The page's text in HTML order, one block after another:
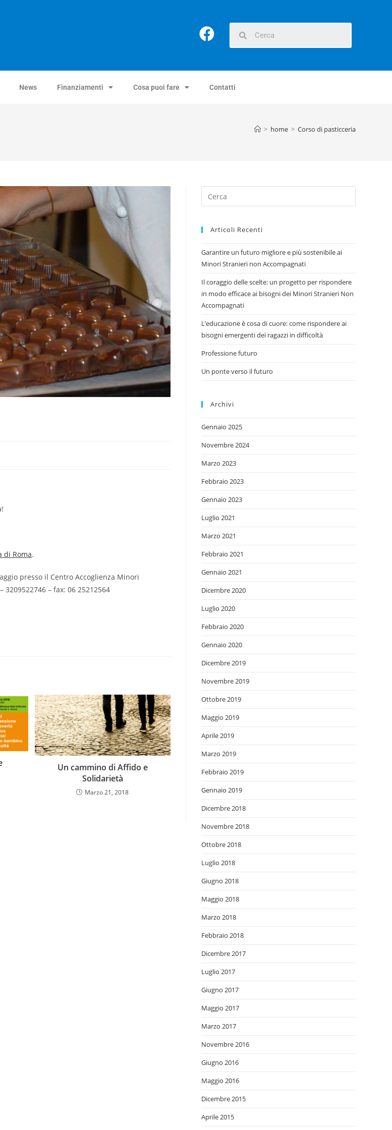
News Finanziamenti Cosa puoi fare Contatti
> home > Corso di pasticceria
di Roma.
presso il Centro Accoglienza Minori
3209522746 – fax: 06 25212564
Un cammino di Affido e
Solidarietà
Marzo 21, 2018
Articoli Recenti
Garantire un futuro migliore e più sostenibile ai
Minori Stranieri non Accompagnati
Il coraggio delle scelte: un progetto per rispondere
in modo efficace ai bisogni dei Minori Stranieri Non
Accompagnati
L’educazione è cosa di cuore: come rispondere ai
bisogni emergenti dei ragazzi in difficoltà
Professione futuro
Un ponte verso il futuro
Archivi
Gennaio 2025
Novembre 2024
Marzo 2023
Febbraio 2023
Gennaio 2023
Luglio 2021
Marzo 2021
Febbraio 2021
Gennaio 2021
Dicembre 2020
Luglio 2020
Febbraio 2020
Gennaio 2020
Dicembre 2019
Novembre 2019
Ottobre 2019
Maggio 2019
Aprile 2019
Marzo 2019
Febbraio 2019
Gennaio 2019
Dicembre 2018
Novembre 2018
Ottobre 2018
Luglio 2018
Giugno 2018
Maggio 2018
Marzo 2018
Febbraio 2018
Dicembre 2017
Luglio 2017
Giugno 2017
Maggio 2017
Marzo 2017
Novembre 2016
Giugno 2016
Maggio 2016
Dicembre 2015
Aprile 2015